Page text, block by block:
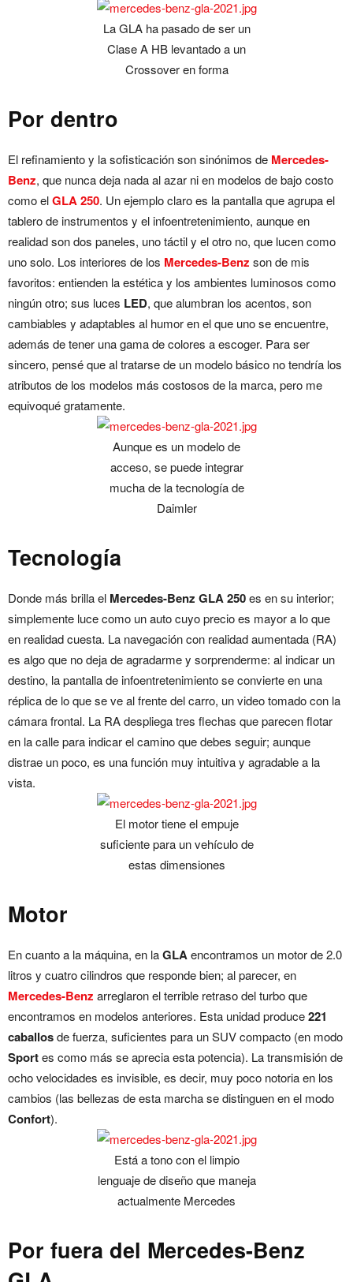
La GLA ha pasado de ser un
Clase A HB levantado a un
Crossover en forma
Por dentro
El refinamiento y la sofisticación son sinónimos de Mercedes-
Benz, que nunca deja nada al azar ni en modelos de bajo costo
como elGLA 250. Un ejemplo claro es la pantalla que agrupa el
tablero de instrumentos y el infoentretenimiento, aunque en
realidad son dos paneles, uno táctil y el otro no, que lucen como
uno solo. Los interiores de los Mercedes-Benz son de mis
favoritos: entienden la estética y los ambientes luminosos como
ningún otro; sus luces LED, que alumbran los acentos, son
cambiables y adaptables al humor en el que uno se encuentre,
además de tener una gama de colores a escoger. Para ser
sincero, pensé que al tratarse de un modelo básico no tendría los
atributos de los modelos más costosos de la marca, pero me
equivoqué gratamente.
Aunque es un modelo de
acceso, se puede integrar
mucha de la tecnología de
Daimler
Tecnología
Donde más brilla el Mercedes-Benz GLA 250es en su interior;
simplemente luce como un auto cuyo precio es mayor a lo que
en realidad cuesta. La navegación con realidad aumentada (RA)
es algo que no deja de agradarme y sorprenderme: al indicar un
destino, la pantalla de infoentretenimiento se convierte en una
réplica de lo que se ve al frente del carro, un video tomado con la
cámara frontal. La RA despliega tres flechas que parecen flotar
en la calle para indicar el camino que debes seguir; aunque
distrae un poco, es una función muy intuitiva y agradable a la
vista.
El motor tiene el empuje
suficiente para un vehículo de
estas dimensiones
Motor
En cuanto a la máquina, en laGLAencontramos un motor de 2.0
litros y cuatro cilindros que responde bien; al parecer, en
Mercedes-Benz arreglaron el terrible retraso del turbo que
encontramos en modelos anteriores. Esta unidad produce221
caballosde fuerza, suficientes para un SUV compacto (en modo
Sportes como más se aprecia esta potencia). La transmisión de
ocho velocidades es invisible, es decir, muy poco notoria en los
cambios (las bellezas de esta marcha se distinguen en el modo
Confort).
Está a tono con el limpio
lenguaje de diseño que maneja
actualmente Mercedes
Por fuera del Mercedes-Benz